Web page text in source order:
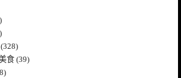
食 (39)